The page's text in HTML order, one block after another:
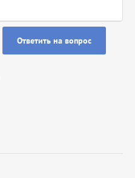
Ответить на вопрос